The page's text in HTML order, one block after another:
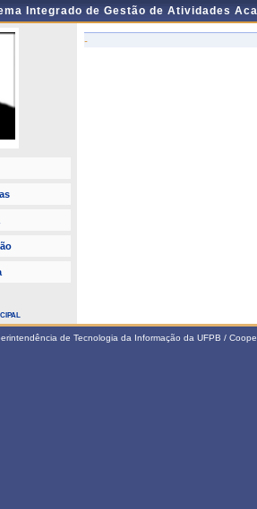
Integrado de Gestão de Atividades
-
de Tecnologia da Informação da UFPB /